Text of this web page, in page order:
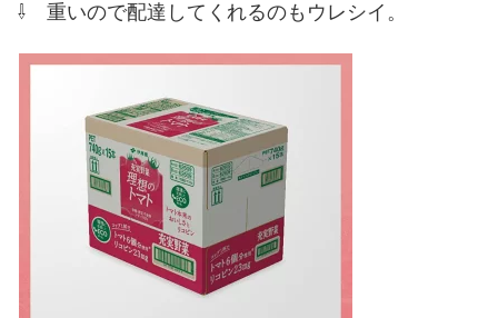
⇩ 重いので配達してくれるのもウレシイ。